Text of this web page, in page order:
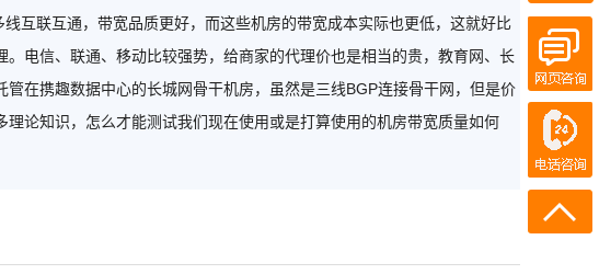
互联互通，带宽品质更好，而这些机房的带宽成本实际也更低，这就好比
电信、联通、移动比较强势，给商家的代理价也是相当的贵，教育网、长
在携趣数据中心的长城网骨干机房，虽然是三线BGP连接骨干网，但是价
论知识，怎么才能测试我们现在使用或是打算使用的机房带宽质量如何
在线客服